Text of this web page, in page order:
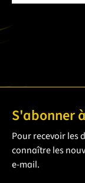
S'abonner
Pour recevoir les
connaître les
e-mail.